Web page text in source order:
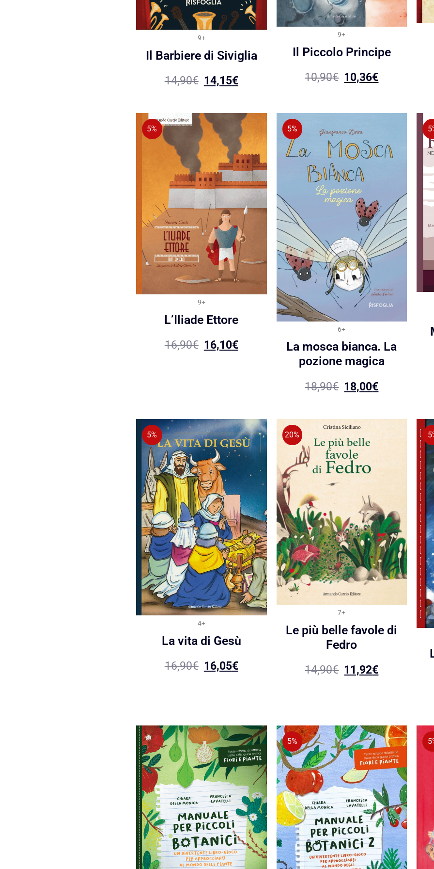
9+
Il Barbiere di Siviglia
14,90€ 14,15€
9+
Il Piccolo Principe
10,90€ 10,36€
5%
9+
L’Iliade Ettore
16,90€ 16,10€
5%
6+
La mosca bianca. La
pozione magica
18,90€ 18,00€
5%
4+
La vita di Gesù
16,90€ 16,05€
20%
7+
Le più belle favole di
Fedro
14,90€ 11,92€
5%